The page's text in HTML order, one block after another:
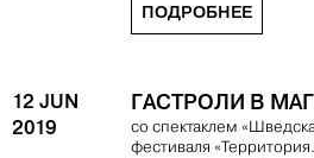
ПОДРОБНЕЕ
12 JUN
2019
ГАСТРОЛИ В
со спектаклем
фестиваля